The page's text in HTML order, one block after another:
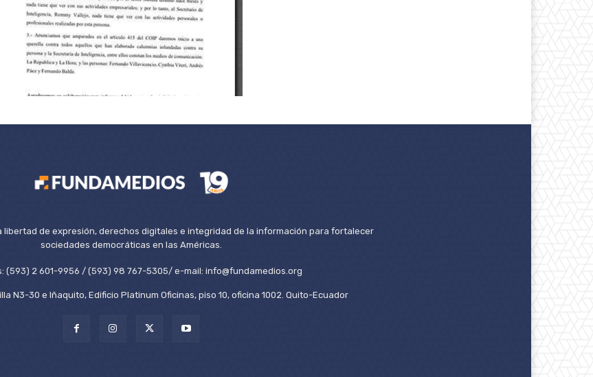
libertad de expresión, derechos digitales e integridad de la información para fortalecer
sociedades democráticas en las Américas.
(593) 2 601-9956 / (593) 98 767-5305/ e-mail: info@fundamedios.org
N3-30 e Iñaquito, Edificio Platinum Oficinas, piso 10, oficina 1002. Quito-Ecuador